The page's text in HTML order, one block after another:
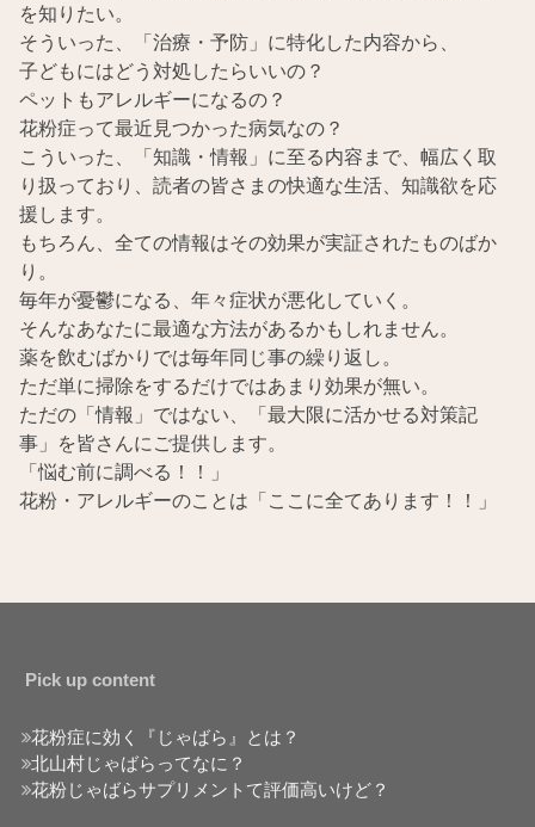
を知りたい。
そういった、「治療・予防」に特化した内容から、
子どもにはどう対処したらいいの？
ペットもアレルギーになるの？
花粉症って最近見つかった病気なの？
こういった、「知識・情報」に至る内容まで、幅広く取
り扱っており、読者の皆さまの快適な生活、知識欲を応
援します。
もちろん、全ての情報はその効果が実証されたものばか
り。
毎年が憂鬱になる、年々症状が悪化していく。
そんなあなたに最適な方法があるかもしれません。
薬を飲むばかりでは毎年同じ事の繰り返し。
ただ単に掃除をするだけではあまり効果が無い。
ただの「情報」ではない、「最大限に活かせる対策記
事」を皆さんにご提供します。
「悩む前に調べる！！」
花粉・アレルギーのことは「ここに全てあります！！」
Pick up content
花粉症に効く『じゃばら』とは？
北山村じゃばらってなに？
花粉じゃばらサプリメントて評価高いけど？